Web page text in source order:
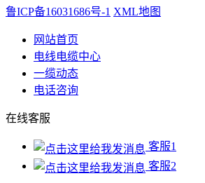
鲁ICP备16031686号-1 XML地图
网站首页
电线电缆中心
一缆动态
电话咨询
在线客服
客服1
客服2